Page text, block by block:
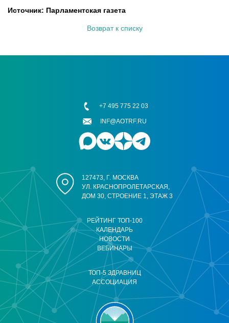
Источник: Парламентская газета
Возврат к списку
РЕЙТИНГ ТОП-100
КАЛЕНДАРЬ
НОВОСТИ
ВЕБИНАРЫ
ТОП-5 ЗДРАВНИЦ
АССОЦИАЦИЯ
127473, Г. МОСКВА
УЛ. КРАСНОПРОЛЕТАРСКАЯ,
ДОМ 30, СТРОЕНИЕ 1, ЭТАЖ 3
+7 495 775 22 03
INF@AOTRF.RU